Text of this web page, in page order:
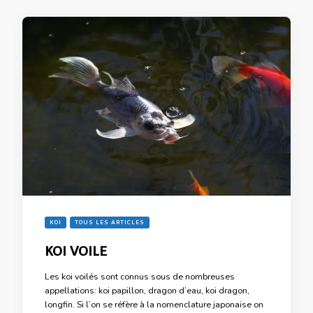
KOI TOUS LES ARTICLES
KOI VOILE
Les koi voilés sont connus sous de nombreuses
appellations: koi papillon, dragon d’eau, koi dragon,
longfin. Si l’on se réfère à la nomenclature japonaise on